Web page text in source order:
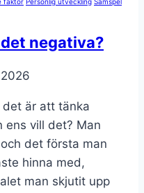
faktor Personlig utveckling Samspel
negativa?
är att tänka
ens vill det? Man
det första man
hinna med,
man skjutit upp